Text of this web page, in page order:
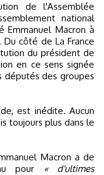
de l'Assemblée
national
Emmanuel Macron à
côté de La France
du président de
en ce sens signée
députés des groupes
est inédite. Aucun
toujours plus dans le
Macron a de
pour
« d'ultimes